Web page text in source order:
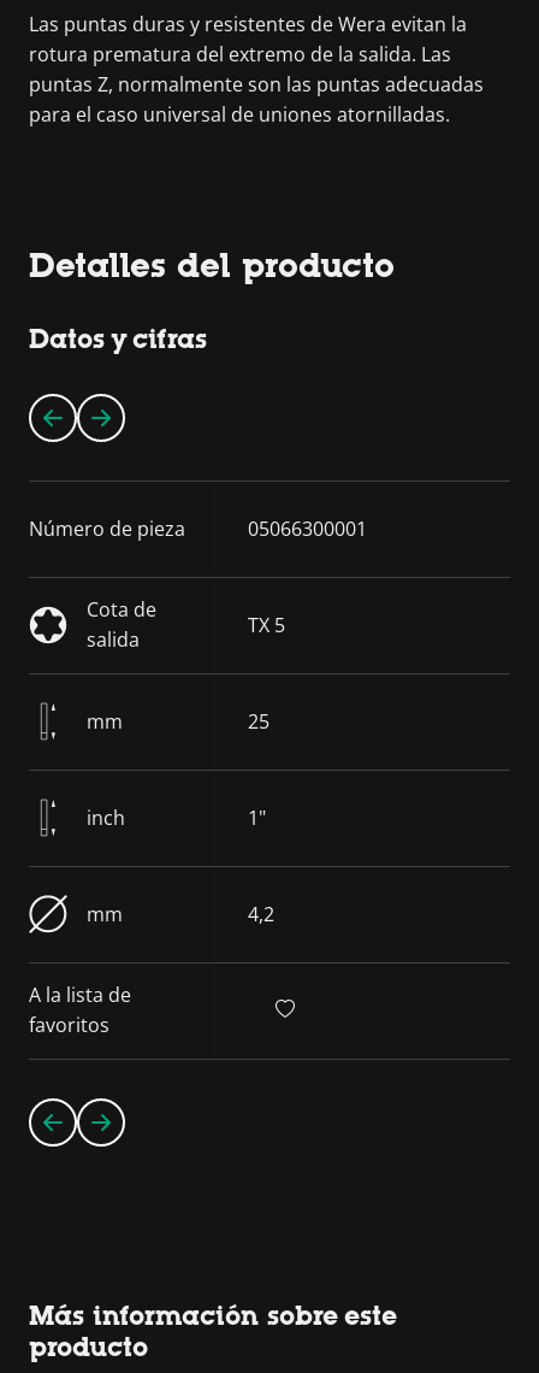
Las puntas duras y resistentes de Wera evitan la
rotura prematura del extremo de la salida. Las
puntas Z, normalmente son las puntas adecuadas
para el caso universal de uniones atornilladas.
Detalles del producto
Datos y cifras
Número de pieza 05066300001
Cota de
salida
TX 5
mm 25
inch 1"
mm 4,2
A la lista de
favoritos
Más información sobre este
producto